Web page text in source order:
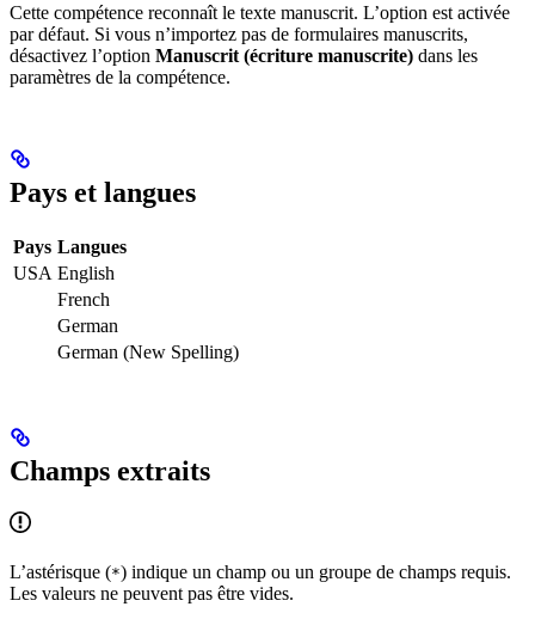
Cette compétence reconnaît le texte manuscrit. L’option est activée
par défaut. Si vous n’importez pas de formulaires manuscrits,
désactivez l’option Manuscrit (écriture manuscrite) dans les
paramètres de la compétence.
Pays et langues
Pays Langues
USA English
French
German
German (New Spelling)
Champs extraits
L’astérisque (*) indique un champ ou un groupe de champs requis.
Les valeurs ne peuvent pas être vides.